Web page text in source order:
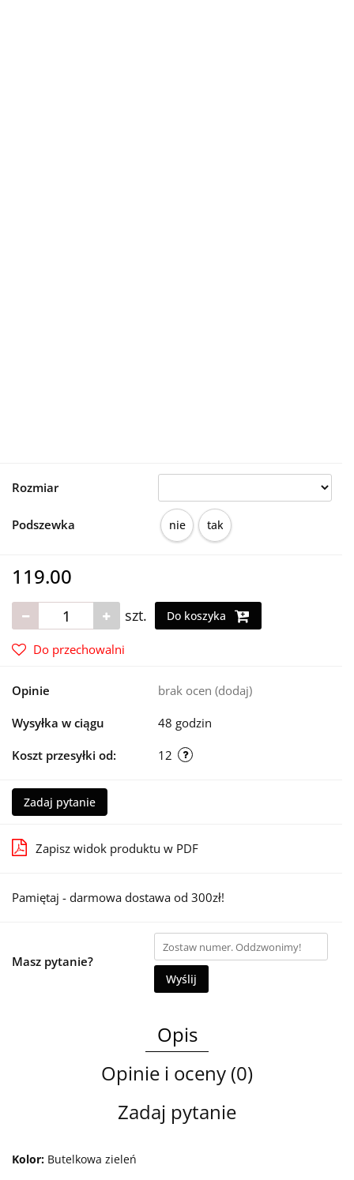
Rozmiar
Podszewka nie tak
119.00
szt. Do koszyka
Do przechowalni
Opinie brak ocen (dodaj)
Wysyłka w ciągu 48 godzin
Koszt przesyłki od: 12
Zadaj pytanie
Zapisz widok produktu w PDF
Pamiętaj - darmowa dostawa od 300zł!
Masz pytanie?
Wyślij
Opis
Opinie i oceny (0)
Zadaj pytanie
Kolor: Butelkowa zieleń